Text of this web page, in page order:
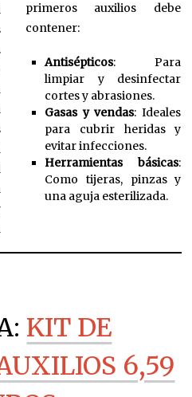
primeros auxilios debe
contener:
Antisépticos: Para
limpiar y desinfectar
cortes y abrasiones.
Gasas y vendas: Ideales
para cubrir heridas y
evitar infecciones.
Herramientas básicas:
Como tijeras, pinzas y
una aguja esterilizada.
KIT DE
6,59